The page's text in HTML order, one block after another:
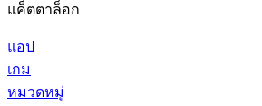
แค็ตตาล็อก
แอป
เกม
หมวดหมู่